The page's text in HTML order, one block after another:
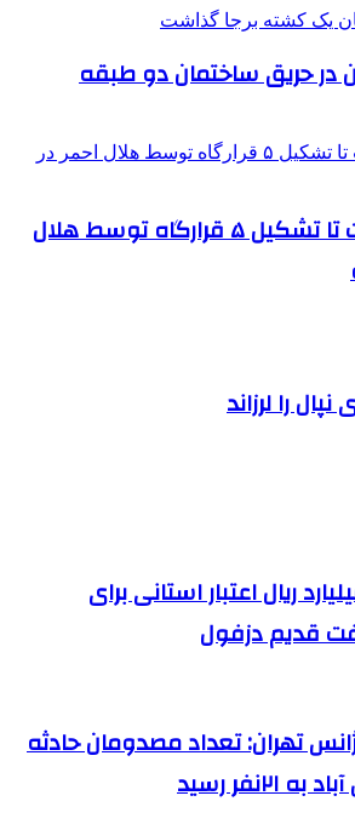
در حریق ساختمان دو طبقه
از انجام ۵۴۰ عملیات تا تشکیل ۵ قرارگاه توسط هلال
۱۵۰۰ میلیارد ریال اعتبار استانی برای
قدیم دزفول
تهران: تعداد مصدومان حادثه
رسید